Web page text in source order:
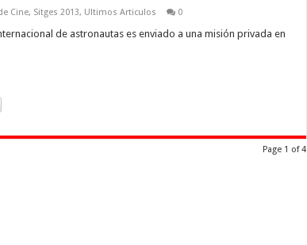
Cine, Sitges 2013, Ultimos Articulos 0
de astronautas es enviado a una misión privada en
Page 1 of 4